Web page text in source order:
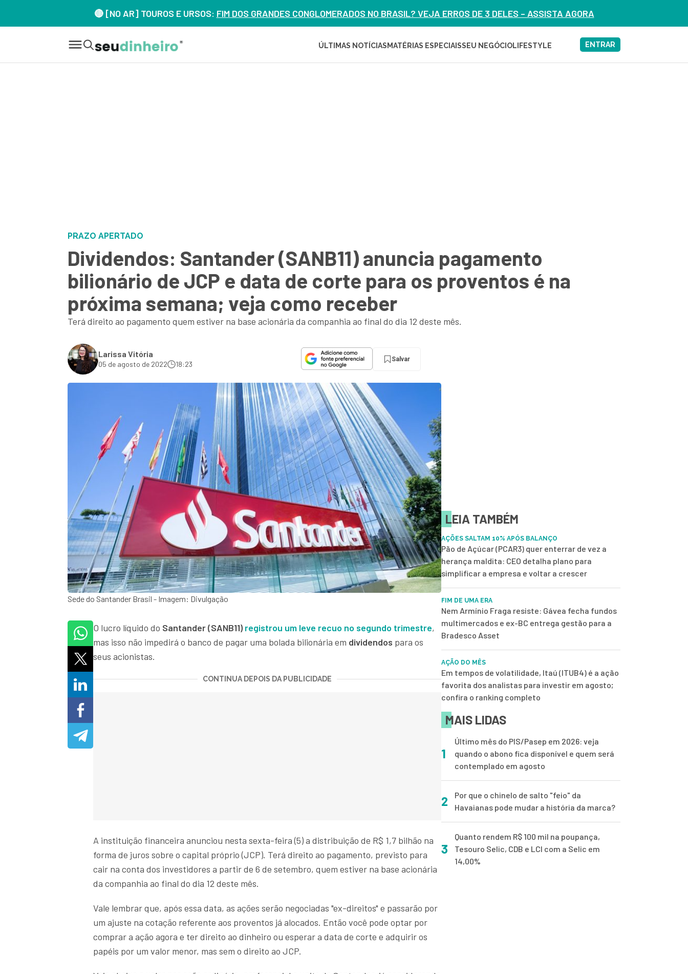
🔴 [NO AR] TOUROS E URSOS: FIM DOS GRANDES CONGLOMERADOS NO BRASIL? VEJA ERROS DE 3 DELES – ASSISTA AGORA
ÚLTIMAS NOTÍCIAS MATÉRIAS ESPECIAISSEU NEGÓCIOLIFESTYLE ENTRAR
PRAZO APERTADO
Dividendos: Santander (SANB11) anuncia pagamento
bilionário de JCP e data de corte para os proventos é na
próxima semana; veja como receber
Terá direito ao pagamento quem estiver na base acionária da companhia ao final do dia 12 deste mês.
Larissa Vitória
05 de agosto de 2022 18:23
Salvar
Sede do Santander Brasil - Imagem: Divulgação
O lucro líquido do Santander (SANB11) registrou um leve recuo no segundo trimestre,
mas isso não impedirá o banco de pagar uma bolada bilionária em dividendos para os
seus acionistas.
CONTINUA DEPOIS DA PUBLICIDADE
A instituição financeira anunciou nesta sexta-feira (5) a distribuição de R$ 1,7 bilhão na
forma de juros sobre o capital próprio (JCP). Terá direito ao pagamento, previsto para
cair na conta dos investidores a partir de 6 de setembro, quem estiver na base acionária
da companhia ao final do dia 12 deste mês.
Vale lembrar que, após essa data, as ações serão negociadas "ex-direitos" e passarão por
um ajuste na cotação referente aos proventos já alocados. Então você pode optar por
comprar a ação agora e ter direito ao dinheiro ou esperar a data de corte e adquirir os
papéis por um valor menor, mas sem o direito ao JCP.
LEIA TAMBÉM
AÇÕES SALTAM 10% APÓS BALANÇO
Pão de Açúcar (PCAR3) quer enterrar de vez a
herança maldita: CEO detalha plano para
simplificar a empresa e voltar a crescer
FIM DE UMA ERA
Nem Armínio Fraga resiste: Gávea fecha fundos
multimercados e ex-BC entrega gestão para a
Bradesco Asset
AÇÃO DO MÊS
Em tempos de volatilidade, Itaú (ITUB4) é a ação
favorita dos analistas para investir em agosto;
confira o ranking completo
MAIS LIDAS
1
Último mês do PIS/Pasep em 2026: veja
quando o abono fica disponível e quem será
contemplado em agosto
2
Por que o chinelo de salto "feio" da
Havaianas pode mudar a história da marca?
3
Quanto rendem R$ 100 mil na poupança,
Tesouro Selic, CDB e LCI com a Selic em
14,00%